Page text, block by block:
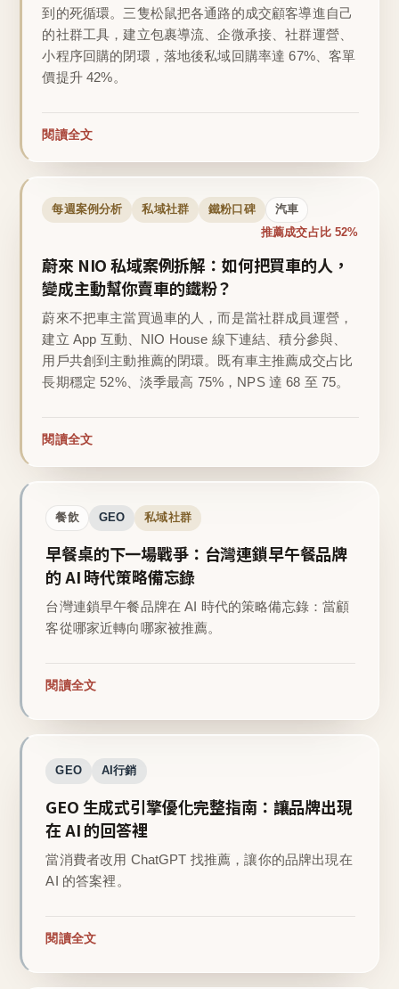
到的死循環。三隻松鼠把各通路的成交顧客導進自己
的社群工具，建立包裹導流、企微承接、社群運營、
小程序回購的閉環，落地後私域回購率達 67%、客單
價提升 42%。
閱讀全文
每週案例分析 私域社群 鐵粉口碑 汽車
推薦成交占比 52%
蔚來 NIO 私域案例拆解：如何把買車的人，
變成主動幫你賣車的鐵粉？
蔚來不把車主當買過車的人，而是當社群成員運營，
建立 App 互動、NIO House 線下連結、積分參與、
用戶共創到主動推薦的閉環。既有車主推薦成交占比
長期穩定 52%、淡季最高 75%，NPS 達 68 至 75。
閱讀全文
餐飲 GEO 私域社群
早餐桌的下一場戰爭：台灣連鎖早午餐品牌
的 AI 時代策略備忘錄
台灣連鎖早午餐品牌在 AI 時代的策略備忘錄：當顧
客從哪家近轉向哪家被推薦。
閱讀全文
GEO AI行銷
GEO 生成式引擎優化完整指南：讓品牌出現
在 AI 的回答裡
當消費者改用 ChatGPT 找推薦，讓你的品牌出現在
AI 的答案裡。
閱讀全文